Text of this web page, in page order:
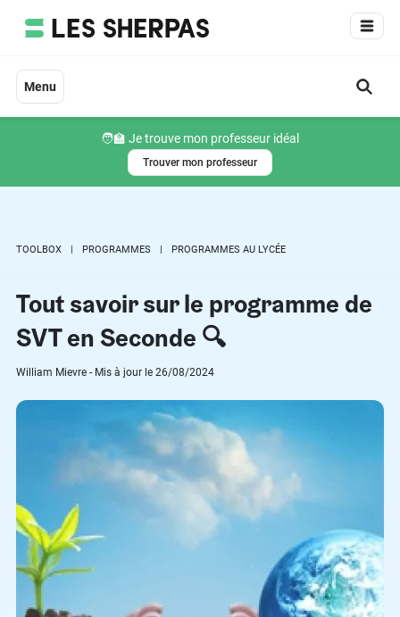
Menu
🧑‍🏫 Je trouve mon professeur idéal
Trouver mon professeur
TOOLBOX PROGRAMMES PROGRAMMES AU LYCÉE
Tout savoir sur le programme de
SVT en Seconde 🔍
William Mievre - Mis à jour le 26/08/2024